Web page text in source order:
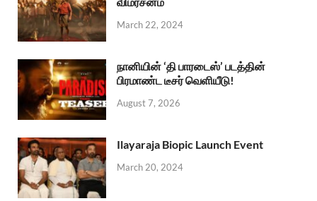
March 22, 2024
நானியின் ‘தி பாரடைஸ்’ படத்தின்
பிரமாண்ட டீசர் வெளியீடு!
August 7, 2026
Ilayaraja Biopic Launch Event
March 20, 2024